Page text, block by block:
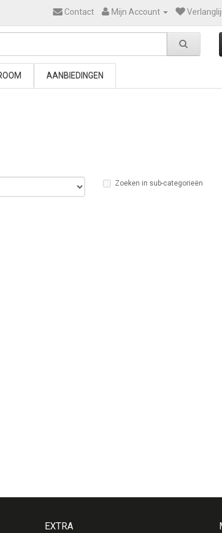
Contact Mijn Account
AANBIEDINGEN
Zoeken in sub-categorieën
EXTRA